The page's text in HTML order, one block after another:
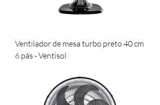
Ventilador de mesa turbo preto 40 cm
6 pás - Ventisol